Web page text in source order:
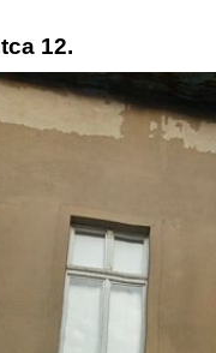
12.